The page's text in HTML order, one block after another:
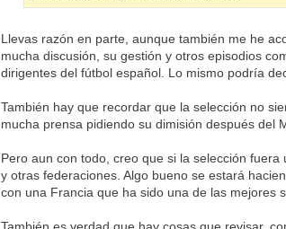
Llevas razón en parte, aunque también me he
mucha discusión, su gestión y otros episodios
dirigentes del fútbol español. Lo mismo podría
También hay que recordar que la selección no
mucha prensa pidiendo su dimisión después del
Pero aun con todo, creo que si la selección
y otras federaciones. Algo bueno se estará
con una Francia que ha sido una de las mejores
También es verdad que hay cosas que revisar,